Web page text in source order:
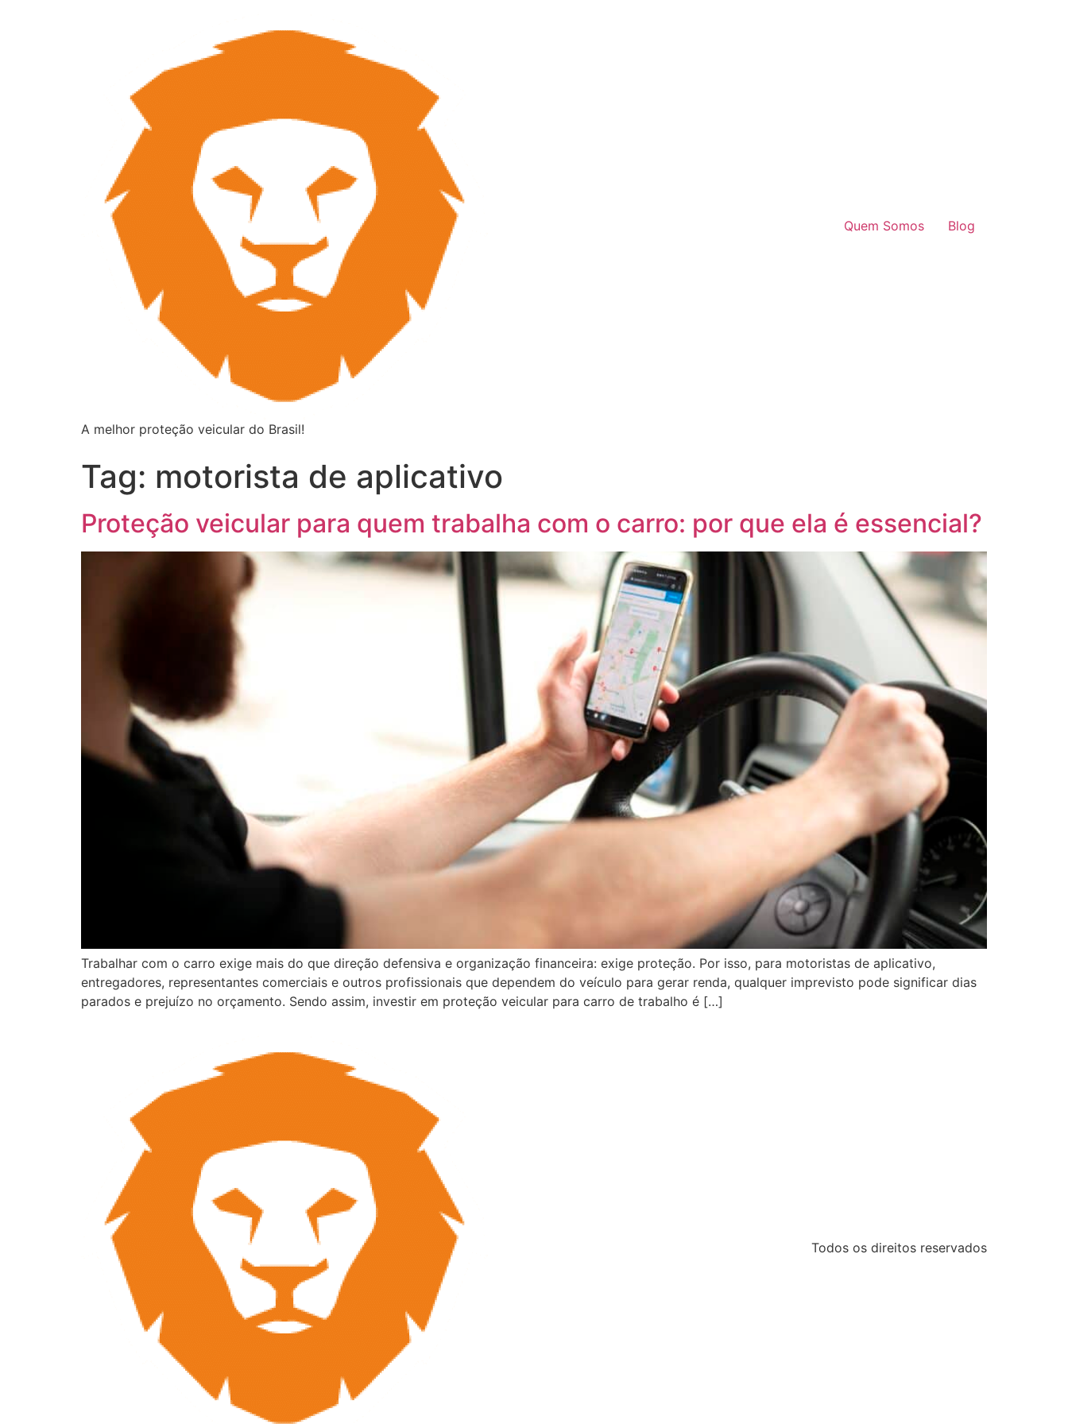
A melhor proteção veicular do Brasil!
Quem Somos Blog
Tag: motorista de aplicativo
Proteção veicular para quem trabalha com o carro: por que ela é essencial?
Trabalhar com o carro exige mais do que direção defensiva e organização financeira: exige proteção. Por isso, para motoristas de aplicativo,
entregadores, representantes comerciais e outros profissionais que dependem do veículo para gerar renda, qualquer imprevisto pode significar dias
parados e prejuízo no orçamento. Sendo assim, investir em proteção veicular para carro de trabalho é […]
Todos os direitos reservados